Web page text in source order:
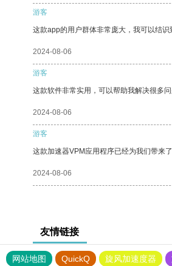
游客
这款app的用户群体非常庞大，我可以结识
2024-08-06
游客
这款软件非常实用，可以帮助我解决很多
2024-08-06
游客
这款加速器VPM应用程序已经为我们带来
2024-08-06
友情链接
网站地图 QuickQ 旋风加速度器